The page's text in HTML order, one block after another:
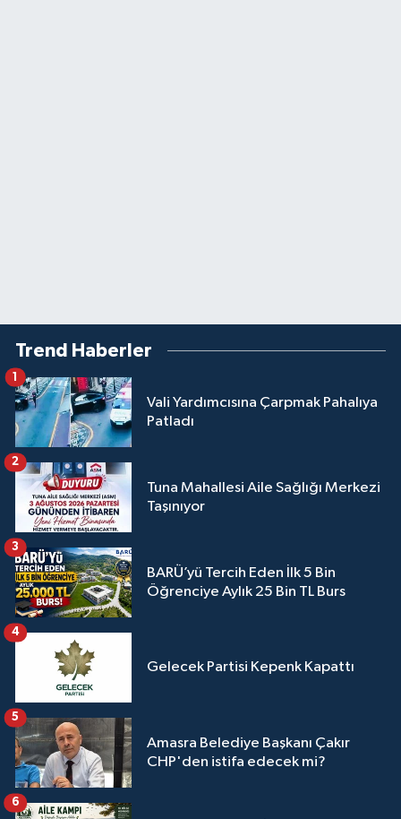
Trend Haberler
Vali Yardımcısına Çarpmak Pahalıya
Patladı
1
Tuna Mahallesi Aile Sağlığı Merkezi
Taşınıyor
2
BARÜ’yü Tercih Eden İlk 5 Bin
Öğrenciye Aylık 25 Bin TL Burs
3
Gelecek Partisi Kepenk Kapattı
4
Amasra Belediye Başkanı Çakır
CHP'den istifa edecek mi?
5
6